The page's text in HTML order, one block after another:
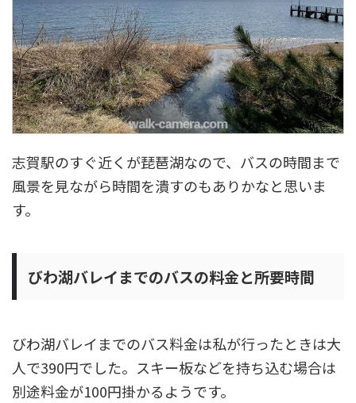
志賀駅のすぐ近くが琵琶湖なので、バスの時間まで
風景を見ながら時間を潰すのもありかなと思いま
す。
びわ湖バレイまでのバスの料金と所要時間
びわ湖バレイまでのバス料金は私が行ったときは大
人で390円でした。スキー板などを持ち込む場合は
別途料金が100円掛かるようです。